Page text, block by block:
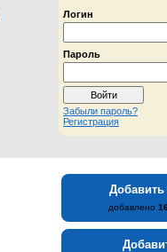
Логин
Пароль
Забыли пароль?
Регистрация
добавлено